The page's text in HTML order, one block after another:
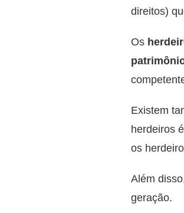
direitos)
Os
Existem
herdeiros
os
Além
geração.